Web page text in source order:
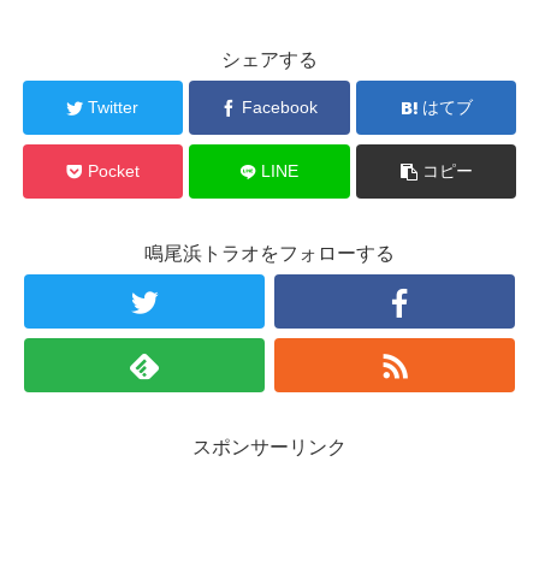
シェアする
Twitter Facebook はてブ
Pocket LINE コピー
鳴尾浜トラオをフォローする
スポンサーリンク